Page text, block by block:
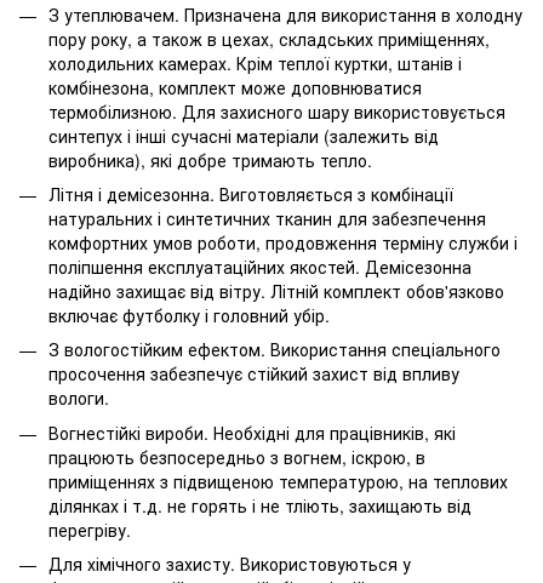
З утеплювачем. Призначена для використання в холодну
пору року, а також в цехах, складських приміщеннях,
холодильних камерах. Крім теплої куртки, штанів і
комбінезона, комплект може доповнюватися
термобілизною. Для захисного шару використовується
синтепух і інші сучасні матеріали (залежить від
виробника), які добре тримають тепло.
Літня і демісезонна. Виготовляється з комбінації
натуральних і синтетичних тканин для забезпечення
комфортних умов роботи, продовження терміну служби і
поліпшення експлуатаційних якостей. Демісезонна
надійно захищає від вітру. Літній комплект обов'язково
включає футболку і головний убір.
З вологостійким ефектом. Використання спеціального
просочення забезпечує стійкий захист від впливу
вологи.
Вогнестійкі вироби. Необхідні для працівників, які
працюють безпосередньо з вогнем, іскрою, в
приміщеннях з підвищеною температурою, на теплових
ділянках і т.д. не горять і не тліють, захищають від
перегріву.
Для хімічного захисту. Використовуються у